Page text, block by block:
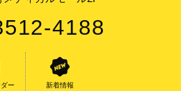
4188
ー 新着情報